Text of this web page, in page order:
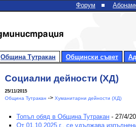
Форум ■
Община Тутракан Общински съвет
Социални дейности (ХД)
25/11/2015
Община Тутракан -> Хуманитарни дейности (ХД)
Топъл обяд в Община Тутракан - 27/4/
От 01.10.2025 г., се удължава